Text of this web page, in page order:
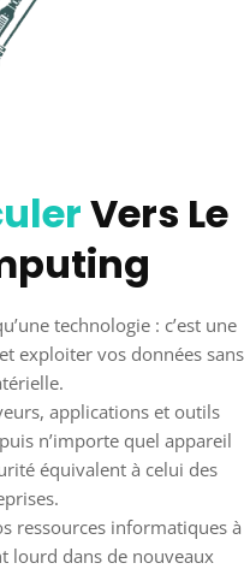
Vers Le
technologie : c’est une
exploiter vos données sans
applications et outils
n’importe quel appareil
équivalent à celui des
ressources informatiques à
lourd dans de nouveaux